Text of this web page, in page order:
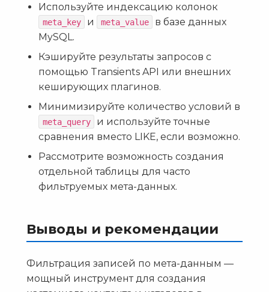
Используйте индексацию колонок
meta_key и meta_value
в базе данных
MySQL.
Кэшируйте результаты запросов с
помощью Transients API или внешних
кеширующих плагинов.
Минимизируйте количество условий в
meta_query
и используйте точные
сравнения вместо LIKE, если возможно.
Рассмотрите возможность создания
отдельной таблицы для часто
фильтруемых мета-данных.
Выводы и рекомендации
Фильтрация записей по мета-данным —
мощный инструмент для создания